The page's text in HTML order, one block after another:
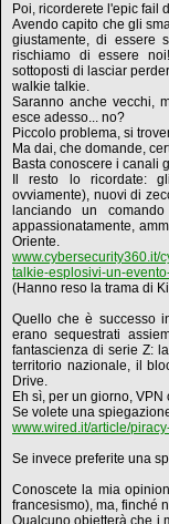
Poi, ricorderete l'epic fail
Avendo capito che gli
giustamente, di essere
rischiamo di essere
sottoposti di lasciar
walkie talkie.
Saranno anche vecchi,
esce adesso... no?
Piccolo problema, si
Ma dai, che domande,
Basta conoscere i canali
Il resto lo ricordate:
ovviamente), nuovi di
lanciando un
appassionatamente,
Oriente.
www.cybersecurity360.it/
talkie-esplosivi-un-
(Hanno reso la trama di
Quello che è successo
erano sequestrati
fantascienza di serie Z:
territorio nazionale, il
Drive.
Eh sì, per un giorno, VPN
Se volete una
www.wired.it/article/
Se invece preferite una
Conoscete la mia
francesismo), ma, finché
Qualcuno obietterà che i